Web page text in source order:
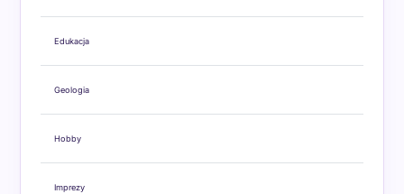
Edukacja
Geologia
Hobby
Imprezy